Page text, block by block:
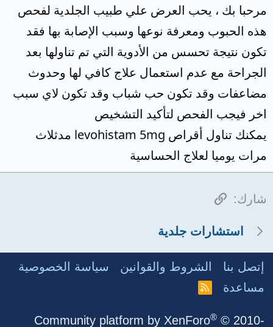
مرحبا بك ، يحب العرض علي طبيب الجلدية لفحص
هذه الحبوب ومعرفة نوعها وسبب الإصابة بها فقد
تكون نتيجة تحسس من الأدوية التي تم تناولها بعد
الجراحة مع عدم استعمال علاج كافي لها وحدوث
مضاعفات وقد تكون حب شباب وقد تكون لاي سبب
اخر فيجب الفحص لتأكيد التشخيص
يمكنك تناول أقراص levohistam 5mg مدثلاث
مرات يوميا لعلاج الحساسية
شارك: الرابط
استشارات جلدية
إتصل بنا الشروط والقوانين
سياسة الخصوصية
مساعدة
R
Community platform by XenForo® © 2010-